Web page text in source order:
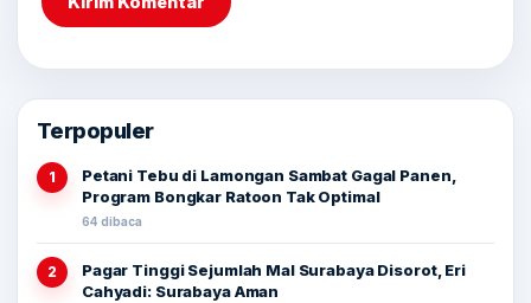
Terpopuler
1
Petani Tebu di Lamongan Sambat Gagal Panen,
Program Bongkar Ratoon Tak Optimal
64 dibaca
2
Pagar Tinggi Sejumlah Mal Surabaya Disorot, Eri
Cahyadi: Surabaya Aman